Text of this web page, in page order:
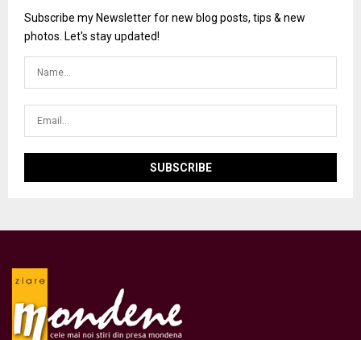
Subscribe my Newsletter for new blog posts, tips & new
photos. Let's stay updated!